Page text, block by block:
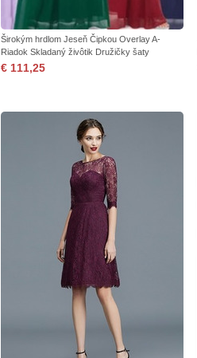
Širokým hrdlom Jeseň Čipkou Overlay A-
Riadok Skladaný živôtik Družičky šaty
€ 111,25